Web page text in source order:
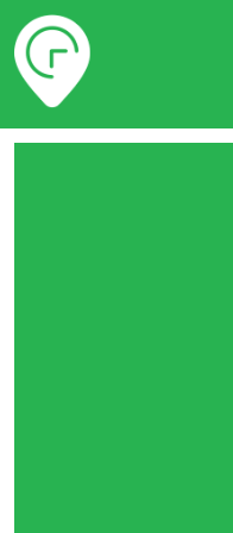
Разписание